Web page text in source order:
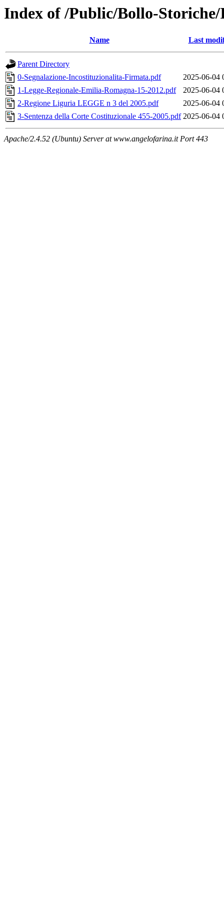
Index of /Public/Bollo-
Name Last
Parent Directory
0-Segnalazione-Incostituzionalita-Firmata.pdf
2025-06-04
1-Legge-Regionale-Emilia-Romagna-15-2012.pdf
2025-06-04
2-Regione Liguria LEGGE n 3 del 2005.pdf
2025-06-04
3-Sentenza della Corte Costituzionale 455-2005.pdf 2025-06-04
Apache/2.4.52 (Ubuntu) Server at www.angelofarina.it Port 443